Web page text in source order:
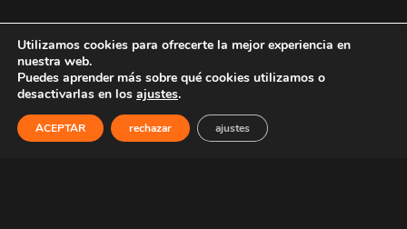
REDES SOCIALES
Instagram
Utilizamos cookies para ofrecerte la mejor experiencia en
nuestra web.
Puedes aprender más sobre qué cookies utilizamos o
desactivarlas en los ajustes.
ACEPTAR rechazar ajustes